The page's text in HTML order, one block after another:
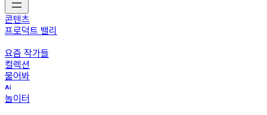
콘텐츠
프로덕트 밸리
요즘 작가들
컬렉션
물어봐
놀이터